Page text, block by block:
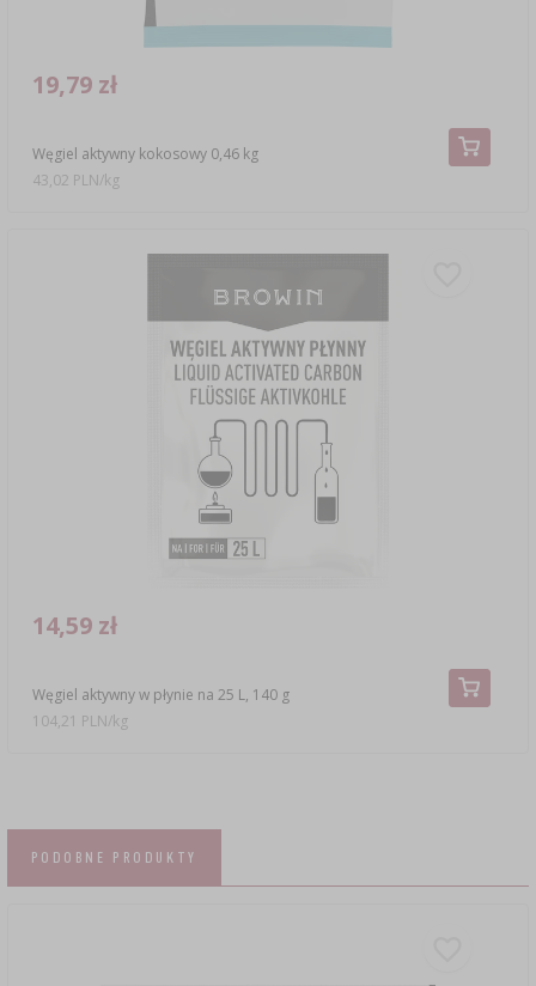
Węgiel aktywny kokosowy 0,46 kg
19,79 zł
43,02 PLN/kg
Węgiel aktywny w płynie na 25 L, 140 g
14,59 zł
104,21 PLN/kg
PODOBNE PRODUKTY